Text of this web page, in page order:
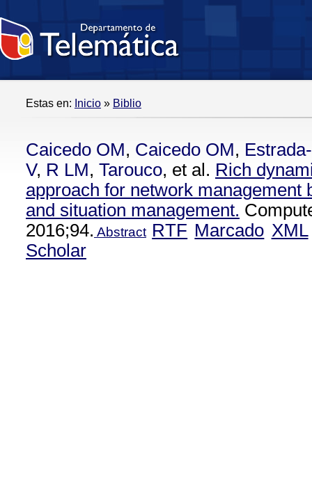
Estas en: Inicio » Biblio
Caicedo OM, Caicedo OM,
V, R LM, Tarouco, et al. Rich
approach for network management
and situation management.
2016;94. Abstract RTF Marcado XML
Scholar